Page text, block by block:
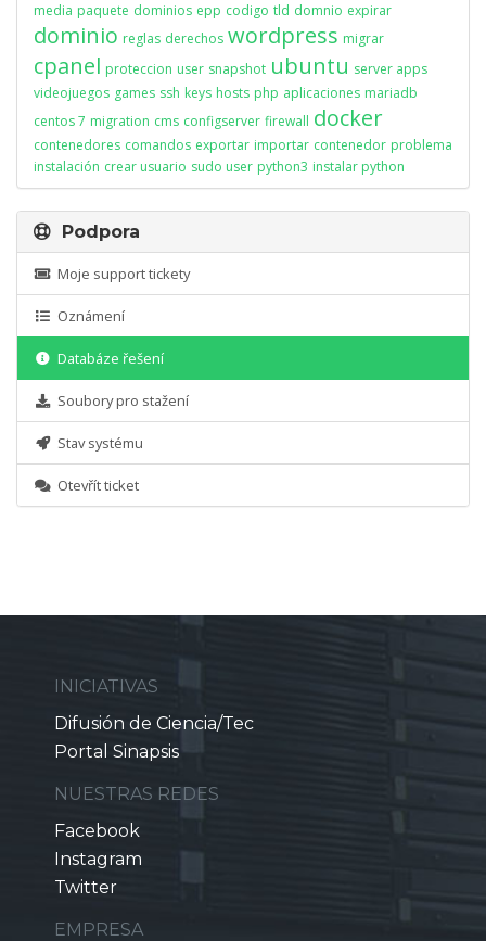
media paquete dominios epp codigo tld domnio expirar
dominio reglas derechos wordpress migrar
cpanel proteccion user snapshot ubuntu server apps
videojuegos games ssh keys hosts php aplicaciones mariadb
centos 7 migration cms configserver firewall docker
contenedores comandos exportar importar contenedor problema
instalación crear usuario sudo user python3 instalar python
Podpora
Moje support tickety
Oznámení
Databáze řešení
Soubory pro stažení
Stav systému
Otevřít ticket
INICIATIVAS
Difusión de Ciencia/Tec
Portal Sinapsis
NUESTRAS REDES
Facebook
Instagram
Twitter
EMPRESA